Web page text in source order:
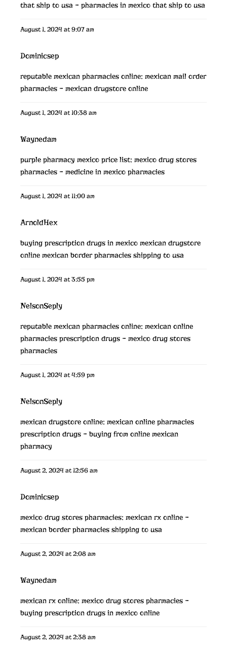
that ship to usa – pharmacies in mexico that ship to usa
August 1, 2024 at 9:07 am
Dominicsep
reputable mexican pharmacies online: mexican mail order
pharmacies – mexican drugstore online
August 1, 2024 at 10:38 am
Waynedam
purple pharmacy mexico price list: mexico drug stores
pharmacies – medicine in mexico pharmacies
August 1, 2024 at 11:00 am
ArnoldHex
buying prescription drugs in mexico mexican drugstore
online mexican border pharmacies shipping to usa
August 1, 2024 at 3:55 pm
NelsonSeply
reputable mexican pharmacies online: mexican online
pharmacies prescription drugs – mexico drug stores
pharmacies
August 1, 2024 at 4:59 pm
NelsonSeply
mexican drugstore online: mexican online pharmacies
prescription drugs – buying from online mexican
pharmacy
August 2, 2024 at 12:56 am
Dominicsep
mexico drug stores pharmacies: mexican rx online –
mexican border pharmacies shipping to usa
August 2, 2024 at 2:08 am
Waynedam
mexican rx online: mexico drug stores pharmacies –
buying prescription drugs in mexico online
August 2, 2024 at 2:38 am